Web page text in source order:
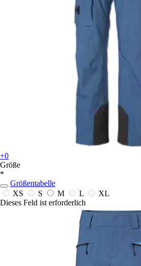
+0
Größe
*
Größentabelle
XS
S M L
XL
Dieses Feld ist erforderlich